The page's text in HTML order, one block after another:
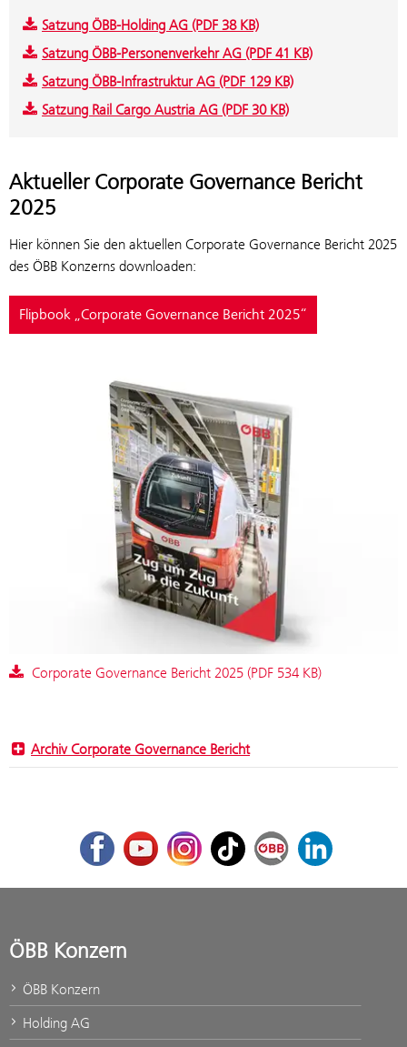
Satzung ÖBB-Holding AG (PDF 38 KB)
Satzung ÖBB-Personenverkehr AG (PDF 41 KB)
Satzung ÖBB-Infrastruktur AG (PDF 129 KB)
Satzung Rail Cargo Austria AG (PDF 30 KB)
Aktueller Corporate Governance Bericht
2025
Hier können Sie den aktuellen Corporate Governance Bericht 2025
des ÖBB Konzerns downloaden:
Flipbook „Corporate Governance Bericht 2025“
Corporate Governance Bericht 2025 (PDF 534 KB)
Archiv Corporate Governance Bericht
FacebookYoutubeInstagram
TikTok ÖBB Corporate Blog
LinkedIn
ÖBB Konzern
ÖBB Konzern
Holding AG